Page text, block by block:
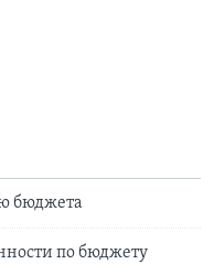
бюджета
по бюджету